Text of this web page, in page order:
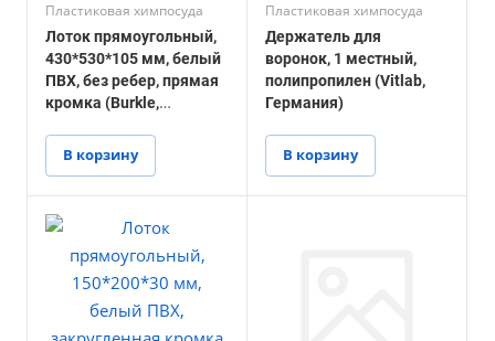
Пластиковая химпосуда
Лоток прямоугольный,
430*530*105 мм, белый
ПВХ, без ребер, прямая
кромка (Burkle,
В корзину
Пластиковая химпосуда
Держатель для
воронок, 1 местный,
полипропилен (Vitlab,
Германия)
В корзину